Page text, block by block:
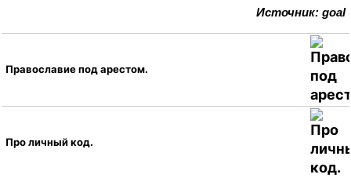
Источник: goal
Православие под арестом.
Про личный код.